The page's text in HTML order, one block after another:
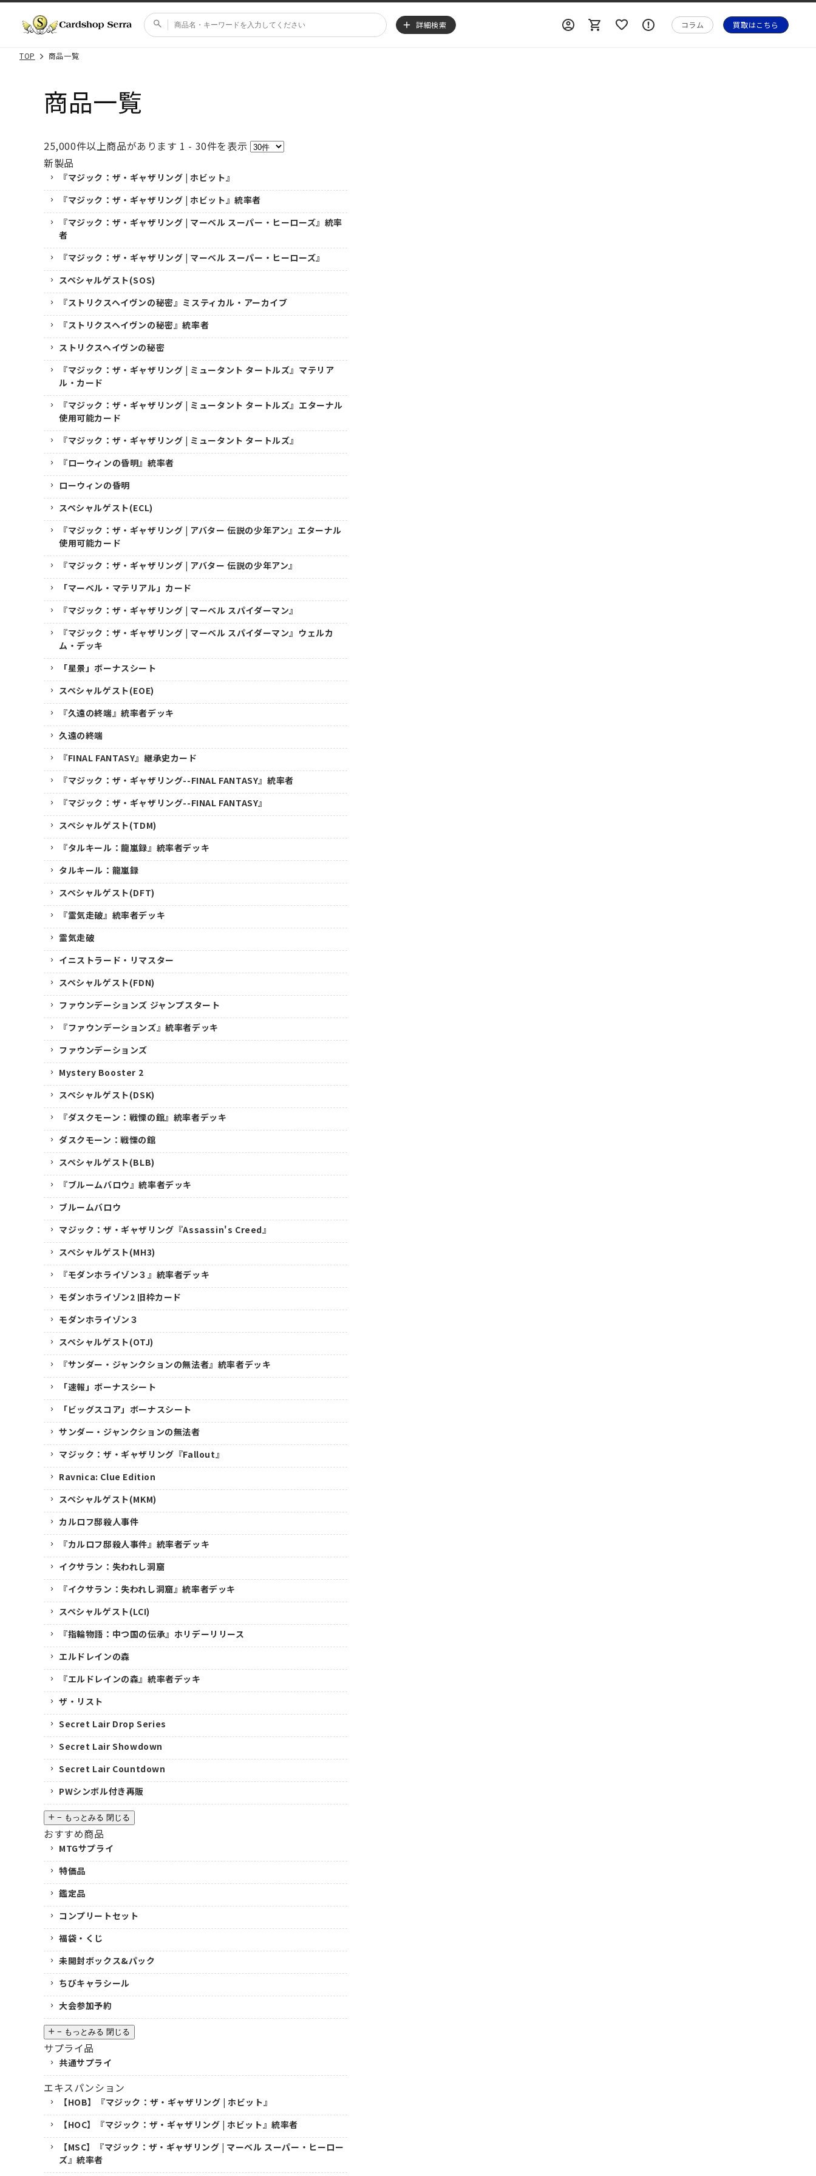
ンツに
進む
詳細検索
グ
イ
ー
グ
イ
メ
コラム 買取はこちら
TOP 商品一覧
商品一覧
25,000件以上商品があります 1 - 30件を表示
新製品
『マジック：ザ・ギャザリング | ホビット』
『マジック：ザ・ギャザリング | ホビット』統率者
『マジック：ザ・ギャザリング | マーベル スーパー・ヒーローズ』統率
者
『マジック：ザ・ギャザリング | マーベル スーパー・ヒーローズ』
スペシャルゲスト(SOS)
『ストリクスヘイヴンの秘密』ミスティカル・アーカイブ
『ストリクスヘイヴンの秘密』統率者
ストリクスヘイヴンの秘密
『マジック：ザ・ギャザリング | ミュータント タートルズ』マテリア
ル・カード
『マジック：ザ・ギャザリング | ミュータント タートルズ』エターナル
使用可能カード
『マジック：ザ・ギャザリング | ミュータント タートルズ』
『ローウィンの昏明』統率者
ローウィンの昏明
スペシャルゲスト(ECL)
『マジック：ザ・ギャザリング | アバター 伝説の少年アン』エターナル
使用可能カード
『マジック：ザ・ギャザリング | アバター 伝説の少年アン』
「マーベル・マテリアル」カード
『マジック：ザ・ギャザリング | マーベル スパイダーマン』
『マジック：ザ・ギャザリング | マーベル スパイダーマン』ウェルカ
ム・デッキ
「星景」ボーナスシート
スペシャルゲスト(EOE)
『久遠の終端』統率者デッキ
久遠の終端
『FINAL FANTASY』継承史カード
『マジック：ザ・ギャザリング--FINAL FANTASY』統率者
『マジック：ザ・ギャザリング--FINAL FANTASY』
スペシャルゲスト(TDM)
『タルキール：龍嵐録』統率者デッキ
タルキール：龍嵐録
スペシャルゲスト(DFT)
『霊気走破』統率者デッキ
霊気走破
イニストラード・リマスター
スペシャルゲスト(FDN)
ファウンデーションズ ジャンプスタート
『ファウンデーションズ』統率者デッキ
ファウンデーションズ
Mystery Booster 2
スペシャルゲスト(DSK)
『ダスクモーン：戦慄の館』統率者デッキ
ダスクモーン：戦慄の館
スペシャルゲスト(BLB)
『ブルームバロウ』統率者デッキ
ブルームバロウ
マジック：ザ・ギャザリング『Assassin's Creed』
スペシャルゲスト(MH3)
『モダンホライゾン３』統率者デッキ
モダンホライゾン2 旧枠カード
モダンホライゾン３
スペシャルゲスト(OTJ)
『サンダー・ジャンクションの無法者』統率者デッキ
「速報」ボーナスシート
「ビッグスコア」ボーナスシート
サンダー・ジャンクションの無法者
マジック：ザ・ギャザリング『Fallout』
Ravnica: Clue Edition
スペシャルゲスト(MKM)
カルロフ邸殺人事件
『カルロフ邸殺人事件』統率者デッキ
イクサラン：失われし洞窟
『イクサラン：失われし洞窟』統率者デッキ
スペシャルゲスト(LCI)
『指輪物語：中つ国の伝承』ホリデーリリース
エルドレインの森
『エルドレインの森』統率者デッキ
ザ・リスト
Secret Lair Drop Series
Secret Lair Showdown
Secret Lair Countdown
PWシンボル付き再販
− もっとみる 閉じる
おすすめ商品
MTGサプライ
特価品
鑑定品
コンプリートセット
福袋・くじ
未開封ボックス&パック
ちびキャラシール
大会参加予約
− もっとみる 閉じる
サプライ品
共通サプライ
エキスパンション
【HOB】『マジック：ザ・ギャザリング | ホビット』
【HOC】『マジック：ザ・ギャザリング | ホビット』統率者
【MSC】『マジック：ザ・ギャザリング | マーベル スーパー・ヒーロー
ズ』統率者